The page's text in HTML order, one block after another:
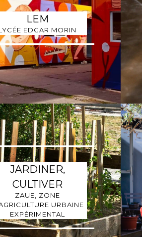
LEM
EDGAR MORIN
JARDINER,
CULTIVER
ZAUE, ZONE
URBAINE
EXPÉRIMENTAL